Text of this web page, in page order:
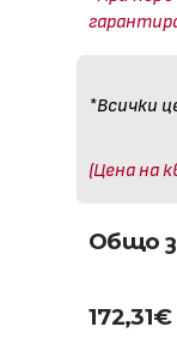
*Всички
Общо
172,31€